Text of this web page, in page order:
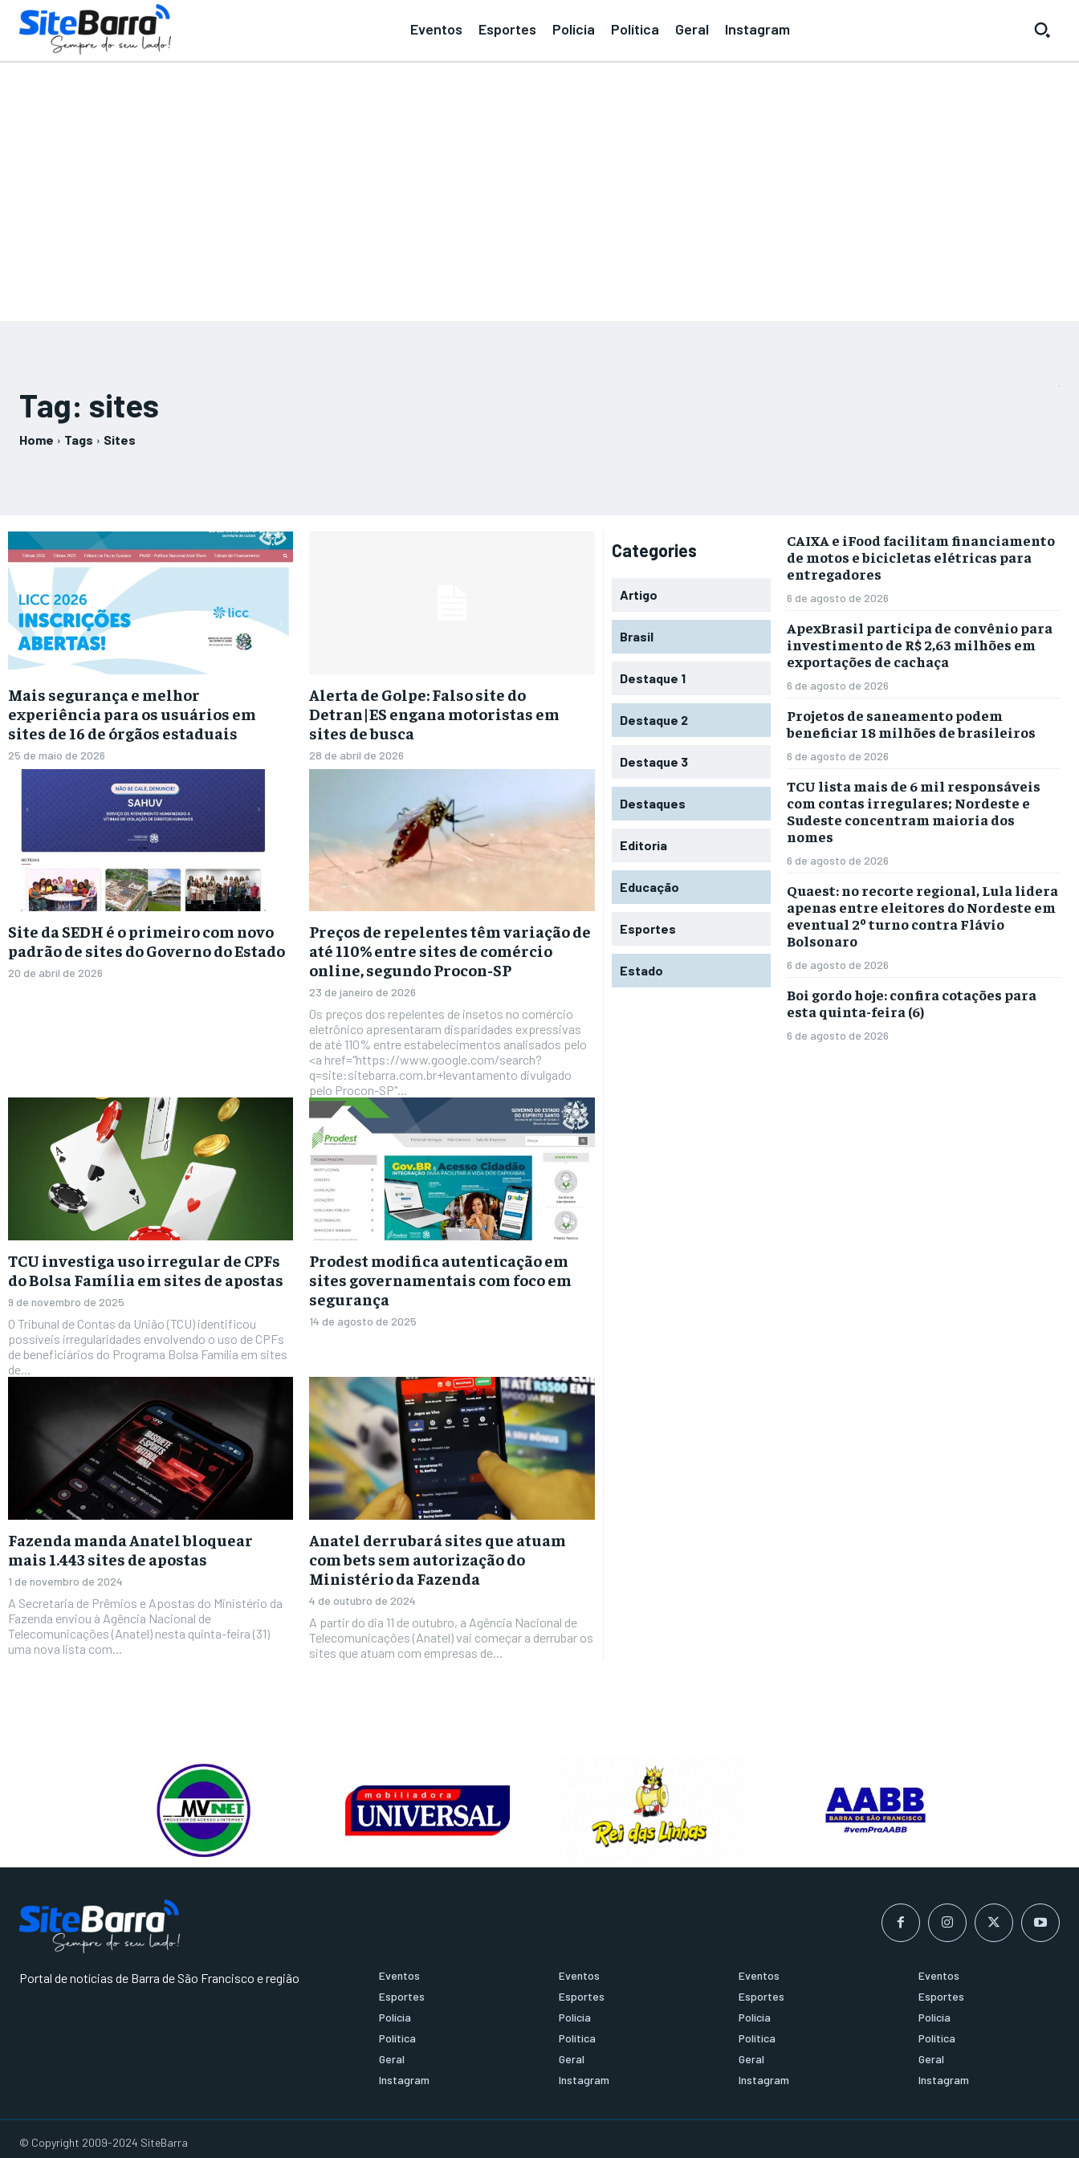
Eventos Esportes Polícia Política Geral Instagram
Tag: sites
Home Tags Sites
Mais segurança e melhor
experiência para os usuários em
sites de 16 de órgãos estaduais
25 de maio de 2026
Alerta de Golpe: Falso site do
Detran|ES engana motoristas em
sites de busca
28 de abril de 2026
Site da SEDH é o primeiro com novo
padrão de sites do Governo do Estado
20 de abril de 2026
Preços de repelentes têm variação de
até 110% entre sites de comércio
online, segundo Procon-SP
23 de janeiro de 2026
Os preços dos repelentes de insetos no comércio
eletrônico apresentaram disparidades expressivas
de até 110% entre estabelecimentos analisados pelo
<a href="https://www.google.com/search?
q=site:sitebarra.com.br+levantamento divulgado
pelo Procon-SP"...
TCU investiga uso irregular de CPFs
do Bolsa Família em sites de apostas
9 de novembro de 2025
O Tribunal de Contas da União (TCU) identificou
possíveis irregularidades envolvendo o uso de CPFs
de beneficiários do Programa Bolsa Família em sites
de...
Prodest modifica autenticação em
sites governamentais com foco em
segurança
14 de agosto de 2025
Fazenda manda Anatel bloquear
mais 1.443 sites de apostas
1 de novembro de 2024
A Secretaria de Prêmios e Apostas do Ministério da
Fazenda enviou à Agência Nacional de
Telecomunicações (Anatel) nesta quinta-feira (31)
uma nova lista com...
Anatel derrubará sites que atuam
com bets sem autorização do
Ministério da Fazenda
4 de outubro de 2024
A partir do dia 11 de outubro, a Agência Nacional de
Telecomunicações (Anatel) vai começar a derrubar os
sites que atuam com empresas de...
Categories
Artigo
Brasil
Destaque 1
Destaque 2
Destaque 3
Destaques
Editoria
Educação
Esportes
Estado
CAIXA e iFood facilitam financiamento
de motos e bicicletas elétricas para
entregadores
6 de agosto de 2026
ApexBrasil participa de convênio para
investimento de R$ 2,63 milhões em
exportações de cachaça
6 de agosto de 2026
Projetos de saneamento podem
beneficiar 18 milhões de brasileiros
6 de agosto de 2026
TCU lista mais de 6 mil responsáveis
com contas irregulares; Nordeste e
Sudeste concentram maioria dos
nomes
6 de agosto de 2026
Quaest: no recorte regional, Lula lidera
apenas entre eleitores do Nordeste em
eventual 2º turno contra Flávio
Bolsonaro
6 de agosto de 2026
Boi gordo hoje: confira cotações para
esta quinta-feira (6)
6 de agosto de 2026
Portal de notícias de Barra de São Francisco e região
Eventos
Esportes
Polícia
Política
Geral
Instagram
Eventos
Esportes
Polícia
Política
Geral
Instagram
Eventos
Esportes
Polícia
Política
Geral
Instagram
Eventos
Esportes
Polícia
Política
Geral
Instagram
© Copyright 2009-2024 SiteBarra